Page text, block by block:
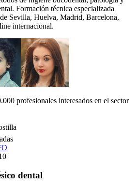
Formación técnica especializada
Sevilla, Huelva, Madrid, Barcelona,
internacional.
profesionales interesados en el sector
dental